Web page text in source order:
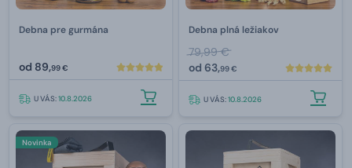
Debna pre gurmána
od 89,99 €
U VÁS:10.8.2026
Debna plná ležiakov
79,99 €
od 63,99 €
U VÁS:10.8.2026
Novinka